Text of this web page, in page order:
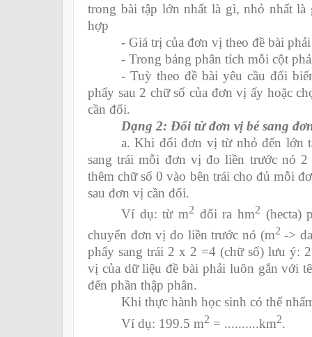
trong bài tập lớn nhất là gì, nhỏ nhất
hợp
- Giá trị của đơn vị theo đề bài
- Trong bảng phân tích mỗi cột
- Tuỳ theo đề bài yêu cầu đổi
phẩy sau 2 chữ số của đơn vị ấy hoặc
cần đổi.
Dạng 2: Đổi từ đơn vị bé sang
a. Khi đổi đơn vị từ nhỏ đến lớn
sang trái mỗi đơn vị đo liền trước nó
thêm chữ số 0 vào bên trái cho đủ mỗi
sau đơn vị cần đổi.
Ví dụ: từ m2 đổi ra hm2 (hecta)
chuyển đơn vị đo liền trước nó (m2 ->
phẩy sang trái 2 x 2 =4 (chữ số) lưu ý:
vị của dữ liệu đề bài phải luôn gắn với
đến phần thập phân.
Khi thực hành học sinh có thể
Ví dụ: 199.5 m2 = ..........km2.